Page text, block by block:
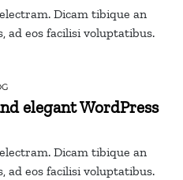
Dicam tibique an
ad eos facilisi voluptatibus.
elegant WordPress
Dicam tibique an
ad eos facilisi voluptatibus.